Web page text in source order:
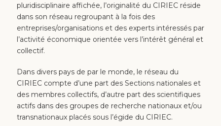
pluridisciplinaire affichée, l’originalité du CIRIEC réside
dans son réseau regroupant à la fois des
entreprises/organisations et des experts intéressés par
l’activité économique orientée vers l’intérêt général et
collectif.
Dans divers pays de par le monde, le réseau du
CIRIEC compte d’une part des Sections nationales et
des membres collectifs, d’autre part des scientifiques
actifs dans des groupes de recherche nationaux et/ou
transnationaux placés sous l’égide du CIRIEC.